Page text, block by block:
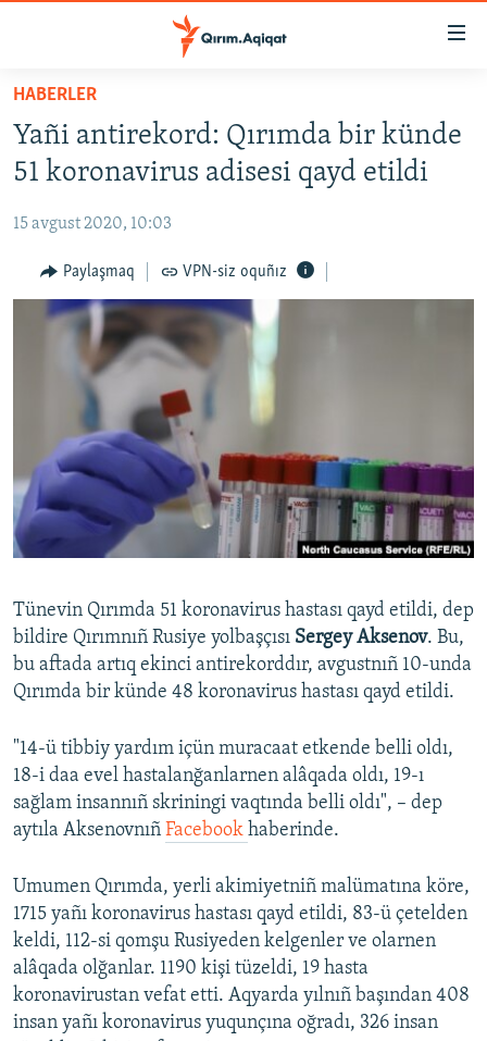
Esas
qaytmaq
Baş
qaytmaq
qaytmaq
SİYASET
CEMİYET
MEDENİYET
İNSAN AQLARI
BLOGLAR
FİKİR
Русский
Українською
QOŞULIÑIZ!
HABERLER
Yañi antirekord: Qırımda bir künde
51 koronavirus adisesi qayd etildi
15 avgust 2020, 10:03
Paylaşmaq VPN-siz oquñız
Tünevin Qırımda 51 koronavirus hastası qayd etildi, dep
bildire Qırımnıñ Rusiye yolbaşçısı Sergey Aksenov. Bu,
bu aftada artıq ekinci antirekorddır, avgustnıñ 10-unda
Qırımda bir künde 48 koronavirus hastası qayd etildi.
"14-ü tibbiy yardım içün muracaat etkende belli oldı,
18-i daa evel hastalanğanlarnen alâqada oldı, 19-ı
sağlam insannıñ skriningi vaqtında belli oldı", – dep
aytıla Aksenovnıñ Facebook haberinde.
Umumen Qırımda, yerli akimiyetniñ malümatına köre,
1715 yañı koronavirus hastası qayd etildi, 83-ü çetelden
keldi, 112-si qomşu Rusiyeden kelgenler ve olarnen
alâqada olğanlar. 1190 kişi tüzeldi, 19 hasta
koronavirustan vefat etti. Aqyarda yılnıñ başından 408
insan yañı koronavirus yuqunçına oğradı, 326 insan